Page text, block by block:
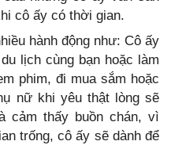
cô ấy có thời gian.
hành động như: Cô ấy
lịch cùng bạn hoặc làm
phim, đi mua sắm hoặc
nữ khi yêu thật lòng sẽ
cảm thấy buồn chán, vì
trống, cô ấy sẽ dành để